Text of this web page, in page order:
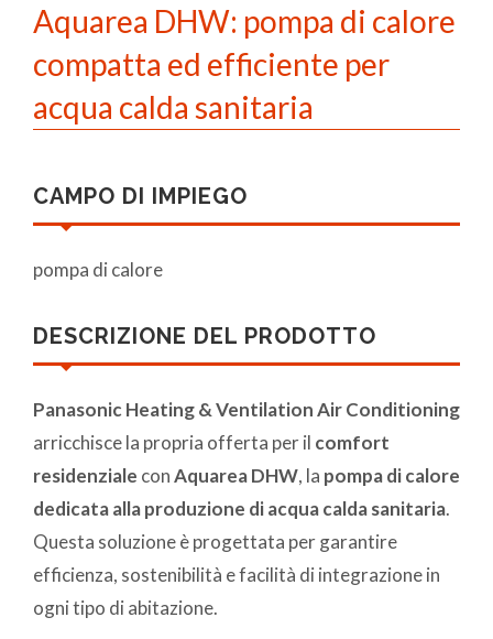
Aquarea DHW: pompa di calore
compatta ed efficiente per
acqua calda sanitaria
CAMPO DI IMPIEGO
pompa di calore
DESCRIZIONE DEL PRODOTTO
Panasonic Heating & Ventilation Air Conditioning
arricchisce la propria offerta per il comfort
residenziale conAquarea DHW, la pompa di calore
dedicata alla produzione di acqua calda sanitaria.
Questa soluzione è progettata per garantire
efficienza, sostenibilità e facilità di integrazione in
ogni tipo di abitazione.